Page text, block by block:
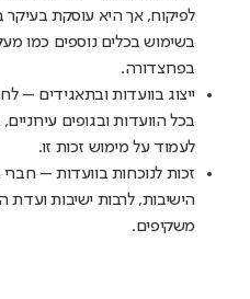
לפיקוח, אך היא עוסקת
בשימוש בכלים נוספים כמו
בפרוצדורה.
ייצוג בוועדות ובתאגידים –
בכל הוועדות ובגופים
לעמוד על מימוש זכות זו.
זכות לנוכחות בוועדות – חברי
הישיבות, לרבות ישיבות
משקיפים.